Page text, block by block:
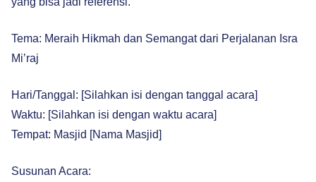
Tema: Meraih Hikmah dan Semangat dari Perjalanan Isra
Mi’raj
Hari/Tanggal: [Silahkan isi dengan tanggal acara]
Waktu: [Silahkan isi dengan waktu acara]
Tempat: Masjid [Nama Masjid]
Susunan Acara: